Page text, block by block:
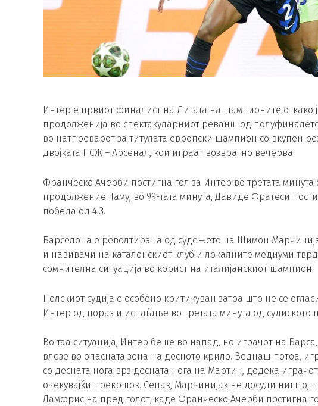
Интер е првиот финалист на Лигата на шампионите откако
продолженија во спектакуларниот реванш од
во натпреварот за титулата европски шампион со вкупен
двојката ПСЖ – Арсенал, кои играат возвратно вечерва.
Франческо Ачерби постигна гол за Интер во третата
продолжение. Таму, во 99-тата минута, Давиде Фратеси
победа од 4:3.
Барселона е револтирана од судењето на Шимон
и навивачи на каталонскиот клуб и локалните медиуми
сомнителна ситуација во корист на италијанскиот шампион.
Полскиот судија е особено критикуван затоа што не се
Интер од пораз и испаѓање во третата минута од судиското
Во таа ситуација, Интер беше во напад, но играчот на
влезе во опасната зона на десното крило. Веднаш потоа,
со десната нога врз десната нога на Мартин, додека
очекувајќи прекршок. Сепак, Марчинијак не досуди ништо,
Дамфрис на пред голот, каде Франческо Ачерби постигна